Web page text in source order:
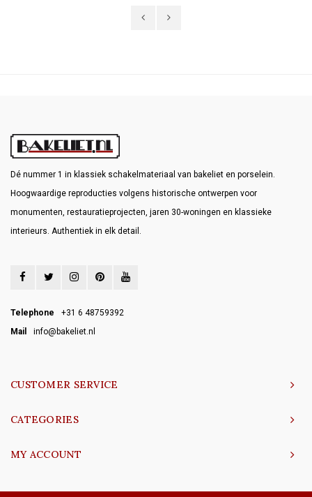
Dé nummer 1 in klassiek schakelmateriaal van bakeliet en porselein.
Hoogwaardige reproducties volgens historische ontwerpen voor
monumenten, restauratieprojecten, jaren 30-woningen en klassieke
interieurs. Authentiek in elk detail.
Telephone
+31 6 48759392
Mail
info@bakeliet.nl
CUSTOMER SERVICE
CATEGORIES
MY ACCOUNT